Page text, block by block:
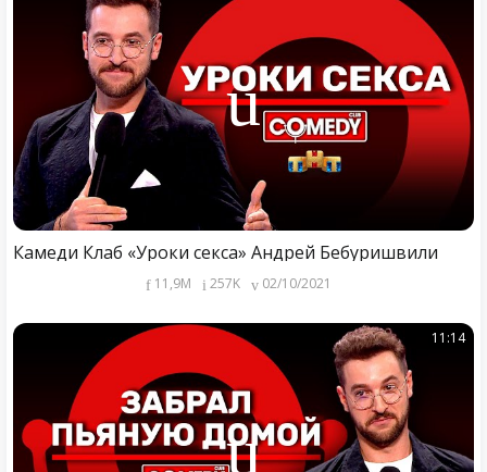
Камеди Клаб «Уроки секса» Андрей Бебуришвили
11,9M 257K 02/10/2021
11:14